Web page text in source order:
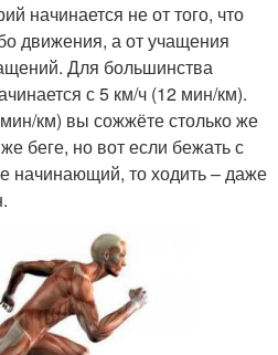
начинается не от того, что
движения, а от учащения
Для большинства
с 5 км/ч (12 мин/км).
км) вы сожжёте столько же
беге, но вот если бежать с
начинающий, то ходить – даже